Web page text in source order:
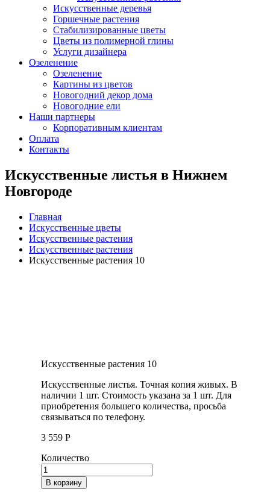
Искусственные деревья
Горшечные растения
Стабилизированные цветы
Цветы из полимерной глины
Услуги дизайнера
Озеленение
Озеленение
Картины из цветов
Новогодний декор дома
Новогодние ели
Наши партнеры
Корпоративным клиентам
Оплата
Контакты
Искусственные листья в Нижнем
Новгороде
Главная
Искусственные цветы
Искусственные растения
Искусственные растения
Искусственные растения 10
Искусственные растения 10
Искусственные листья. Точная копия живых. В
наличии 1 шт. Стоимость указана за 1 шт. Для
приобретения большего количества, просьба
связываться по телефону.
3 559 Р
Количество
В корзину